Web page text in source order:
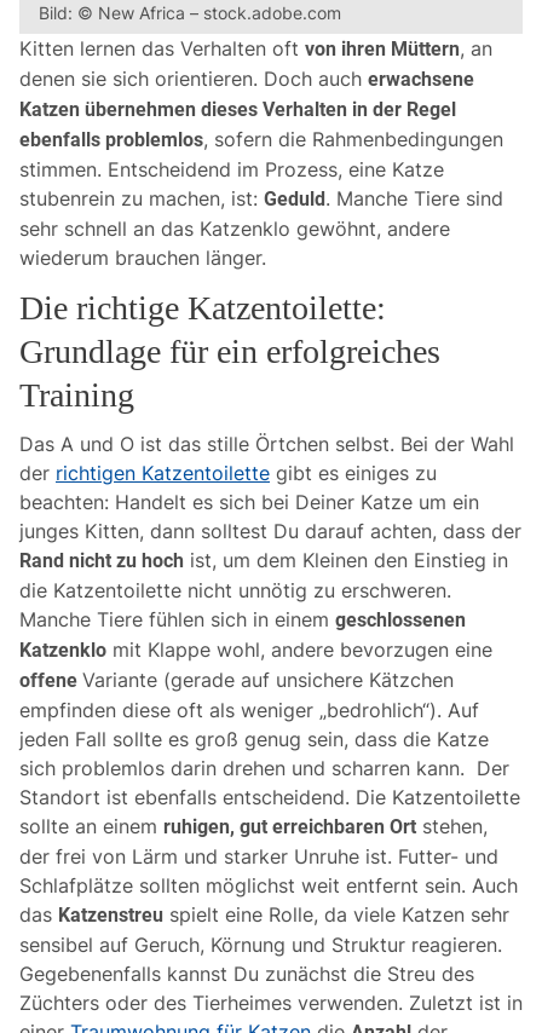
Bild: © New Africa – stock.adobe.com
Kitten lernen das Verhalten oft von ihren Müttern, an
denen sie sich orientieren. Doch auch erwachsene
Katzen übernehmen dieses Verhalten in der Regel
ebenfalls problemlos, sofern die Rahmenbedingungen
stimmen. Entscheidend im Prozess, eine Katze
stubenrein zu machen, ist: Geduld . Manche Tiere sind
sehr schnell an das Katzenklo gewöhnt, andere
wiederum brauchen länger.
Die richtige Katzentoilette:
Grundlage für ein erfolgreiches
Training
Das A und O ist das stille Örtchen selbst. Bei der Wahl
der richtigen Katzentoilette gibt es einiges zu
beachten: Handelt es sich bei Deiner Katze um ein
junges Kitten, dann solltest Du darauf achten, dass der
Rand nicht zu hoch ist, um dem Kleinen den Einstieg in
die Katzentoilette nicht unnötig zu erschweren.
Manche Tiere fühlen sich in einem geschlossenen
Katzenklo mit Klappe wohl, andere bevorzugen eine
offene Variante (gerade auf unsichere Kätzchen
empfinden diese oft als weniger „bedrohlich“). Auf
jeden Fall sollte es groß genug sein, dass die Katze
sich problemlos darin drehen und scharren kann. Der
Standort ist ebenfalls entscheidend. Die Katzentoilette
sollte an einem ruhigen, gut erreichbaren Ort stehen,
der frei von Lärm und starker Unruhe ist. Futter- und
Schlafplätze sollten möglichst weit entfernt sein. Auch
das Katzenstreu spielt eine Rolle, da viele Katzen sehr
sensibel auf Geruch, Körnung und Struktur reagieren.
Gegebenenfalls kannst Du zunächst die Streu des
Züchters oder des Tierheimes verwenden. Zuletzt ist in